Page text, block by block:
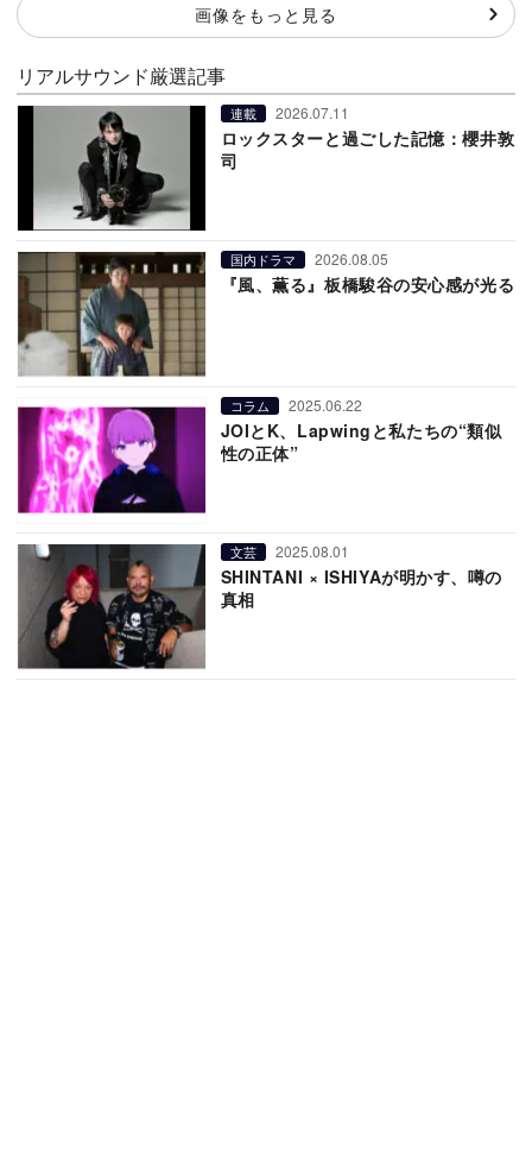
画像をもっと見る
リアルサウンド厳選記事
連載 2026.07.11
ロックスターと過ごした記憶：櫻井敦
司
国内ドラマ 2026.08.05
『風、薫る』板橋駿谷の安心感が光る
コラム 2025.06.22
JOIとK、Lapwingと私たちの“類似
性の正体”
文芸 2025.08.01
SHINTANI × ISHIYAが明かす、噂の
真相